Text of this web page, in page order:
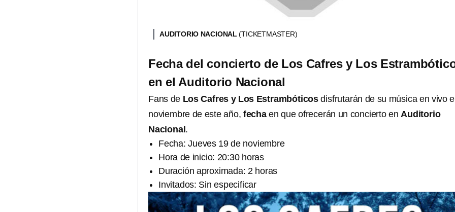
AUDITORIO NACIONAL(TICKETMASTER)
Fecha del concierto de Los Cafres y Los
en el Auditorio Nacional
Fans de Los Cafres y Los Estrambóticos disfrutarán de su música en vivo
noviembre de este año, fechaen que ofrecerán un concierto enAuditorio
Nacional .
Fecha: Jueves 19 de noviembre
Hora de inicio: 20:30 horas
Duración aproximada: 2 horas
Invitados: Sin especificar